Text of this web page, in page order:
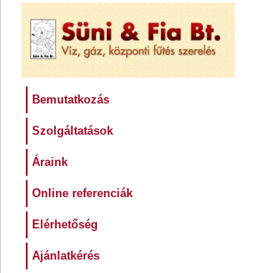
Bemutatkozás
Szolgáltatások
Áraink
Online referenciák
Elérhetőség
Ajánlatkérés